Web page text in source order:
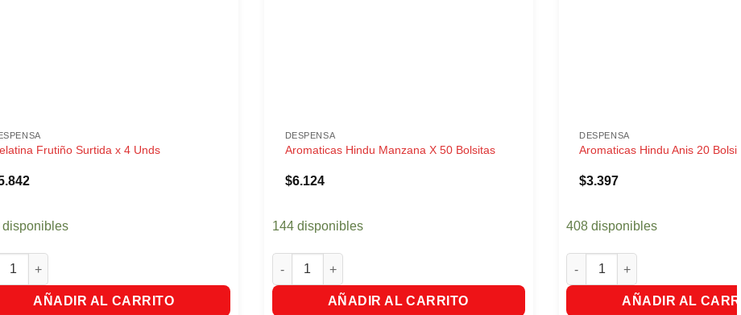
Rinde 2 Litros cantidad
Frutiño Surtida x 4 Unds
disponibles
Frutiño Surtida x 4 Unds cantidad
AÑADIR AL CARRITO
DESPENSA
Aromaticas Hindu Manzana X 50 Bolsitas
$6.124
144 disponibles
Aromaticas Hindu Manzana X 50 Bolsitas cantidad
AÑADIR AL CARRITO
DESPENSA
Aromaticas Hindu Anis 20
$3.397
408 disponibles
Aromaticas Hindu Anis 20
AÑADIR AL